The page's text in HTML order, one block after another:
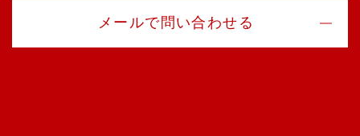
メールで問い合わせる